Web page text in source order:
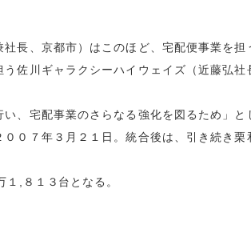
長、京都市）はこのほど、宅配便事業を担
佐川ギャラクシーハイウェイズ（近藤弘社
、宅配事業のさらなる強化を図るため」と
０７年３月２１日。統合後は、引き続き栗
,８１３台となる。